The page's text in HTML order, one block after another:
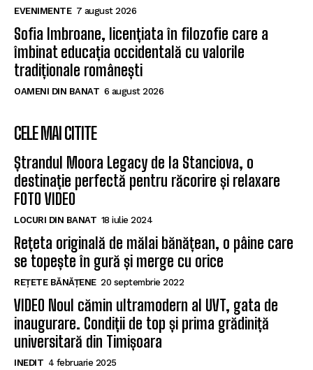
EVENIMENTE 7 august 2026
Sofia Imbroane, licențiata în filozofie care a
îmbinat educația occidentală cu valorile
tradiționale românești
OAMENI DIN BANAT 6 august 2026
CELE MAI CITITE
Ștrandul Moora Legacy de la Stanciova, o
destinație perfectă pentru răcorire și relaxare
FOTO VIDEO
LOCURI DIN BANAT 18 iulie 2024
Rețeta originală de mălai bănățean, o pâine care
se topește în gură și merge cu orice
REȚETE BĂNĂȚENE 20 septembrie 2022
VIDEO Noul cămin ultramodern al UVT, gata de
inaugurare. Condiții de top și prima grădiniță
universitară din Timișoara
INEDIT 4 februarie 2025